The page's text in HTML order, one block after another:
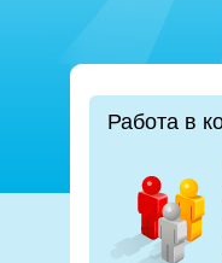
Работа в